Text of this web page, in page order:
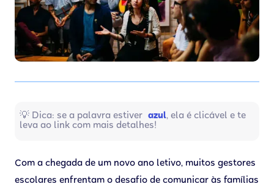
💡 Dica: se a palavra estiver azul, ela é clicável e te
leva ao link com mais detalhes!
Com a chegada de um novo ano letivo, muitos gestores
escolares enfrentam o desafio de comunicar às famílias